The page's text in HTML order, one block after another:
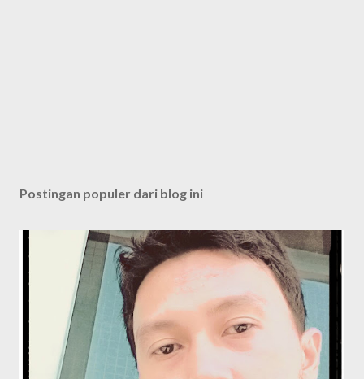
Postingan populer dari blog ini